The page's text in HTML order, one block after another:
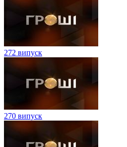
272 випуск
270 випуск